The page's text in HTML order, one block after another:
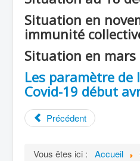
Collectivités
Communes
Gilets jaunes
Coronavirus
Contact
Situation en
immunité
Situation en
Les paramètre
Covid-19 début
Précédent
Vous êtes ici : Accueil